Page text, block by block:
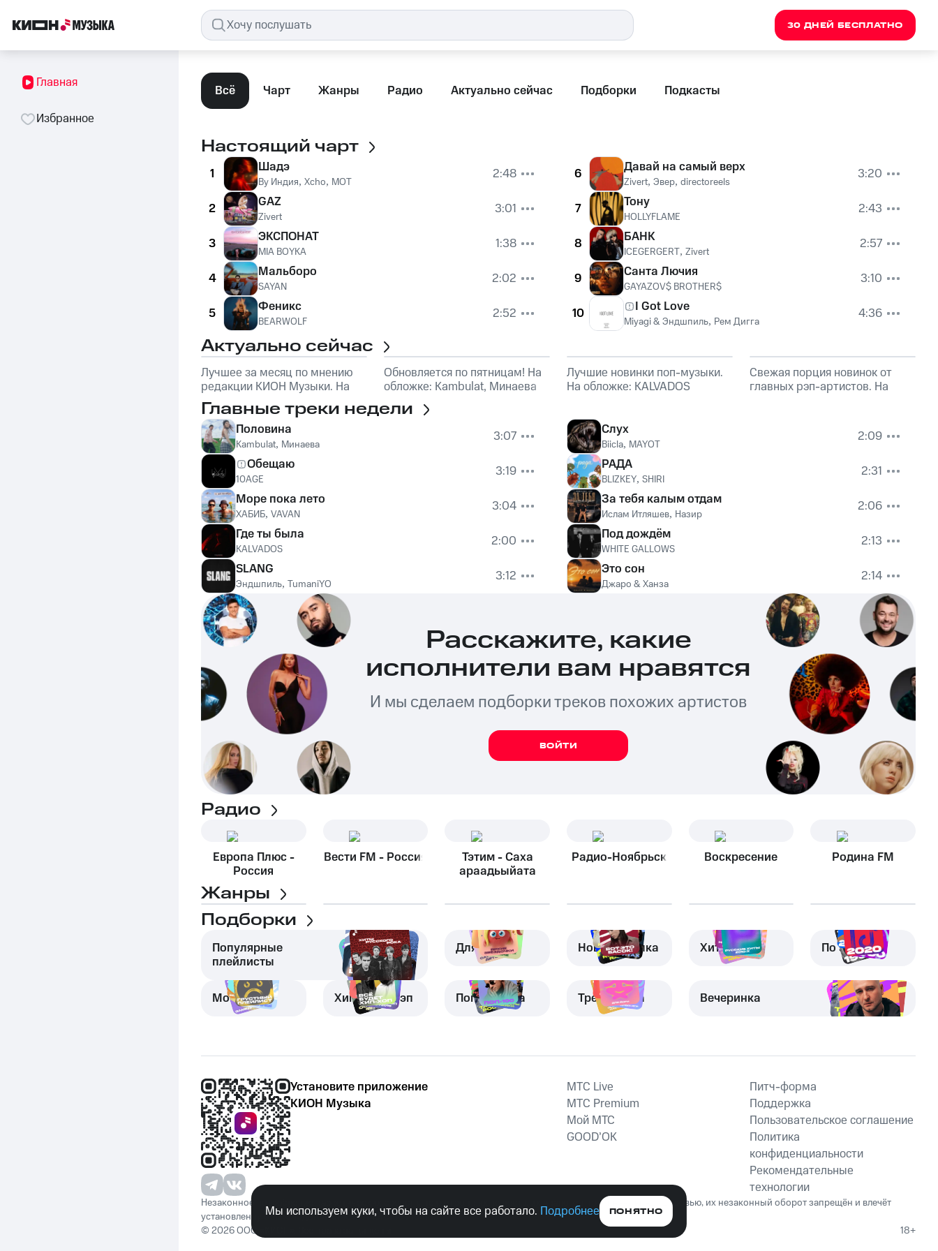
30 ДНЕЙ БЕСПЛАТНО
Главная
Избранное
Всё Чарт Жанры Радио Актуально сейчас Подборки Подкасты
Настоящий чарт
1 Шадэ
By Индия, Xcho, MOT 2:48
2 GAZ
Zivert 3:01
3 ЭКСПОНАТ
MIA BOYKA 1:38
4 Мальборо
SAYAN 2:02
5 Феникс
BEARWOLF 2:52
6 Давай на самый верх
Zivert, Эвер, directoreels 3:20
7 Тону
HOLLYFLAME 2:43
8 БАНК
ICEGERGERT, Zivert 2:57
9 Санта Лючия
GAYAZOV$ BROTHER$ 3:10
10 I Got Love
Miyagi & Эндшпиль, Рем Дигга 4:36
Актуально сейчас
Лучшее за месяц по мнению
редакции КИОН Музыки. На
обложке: Marselle
Обновляется по пятницам! На
обложке: Kambulat, Минаева
Лучшие новинки поп-музыки.
На обложке: KALVADOS
Свежая порция новинок от
главных рэп-артистов. На
Главные треки недели
Половина
Kambulat, Минаева
3:07
Обещаю
10AGE
3:19
Море пока лето
ХАБИБ, VAVAN
3:04
Где ты была
KALVADOS
2:00
SLANG
Эндшпиль, TumaniYO 3:12
Слух
Biicla, MAYOT
2:09
РАДА
BLIZKEY, SHIRI
2:31
За тебя калым отдам
Ислам Итляшев, Назир
2:06
Под дождём
WHITE GALLOWS
2:13
Это сон
Джаро & Ханза 2:14
Расскажите, какие
исполнители вам нравятся
И мы сделаем подборки треков похожих артистов
ВОЙТИ
Радио
Европа Плюс -
Россия
Вести FM - Россия
Тэтим - Саха
араадьыйата
Радио-Ноябрьск Воскресение Родина FM
Жанры
Подборки
Популярные
плейлисты
Для детей Новая музыка Хиты По эпохам
Моменты Хип-хоп и рэп Поп-музыка Тренировка Вечеринка
Установите приложение
КИОН Музыка
MTС Live
MTС Premium
Мой МТС
GOOD’OK
Питч-форма
Поддержка
Пользовательское соглашение
Политика
конфиденциальности
Рекомендательные
технологии
Незаконное потребление наркотических средств, психотропных веществ, их аналогов причиняет вред здоровью, их незаконный оборот запрещён и влечёт
установленную законодательством ответственность.
© 2026 ООО «КИОН». Все права защищены
18+
Мы используем куки, чтобы на сайте все работало. Подробнее ПОНЯТНО